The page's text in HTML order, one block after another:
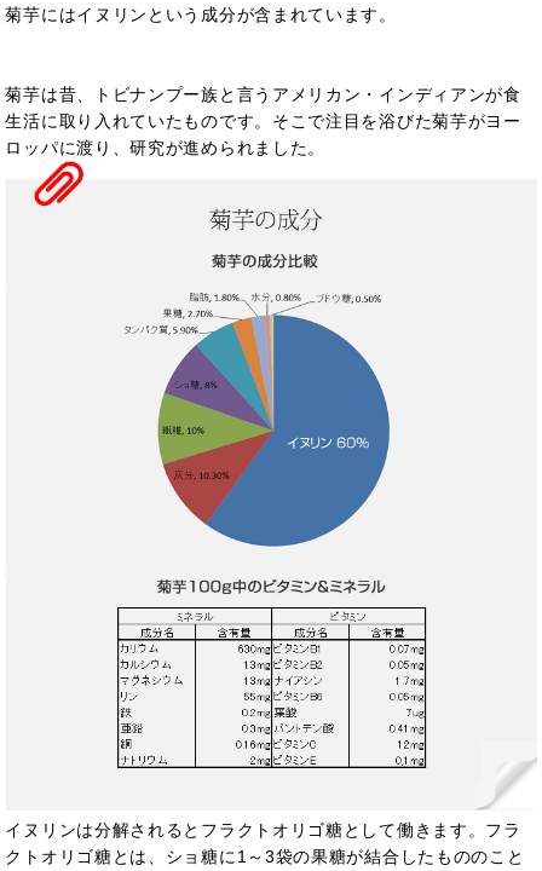
菊芋にはイヌリンという成分が含まれています。
菊芋は昔、トビナンプー族と言うアメリカン・インディアンが食
生活に取り入れていたものです。そこで注目を浴びた菊芋がヨー
ロッパに渡り、研究が進められました。
イヌリンは分解されるとフラクトオリゴ糖として働きます。フラ
クトオリゴ糖とは、ショ糖に1～3袋の果糖が結合したもののこと